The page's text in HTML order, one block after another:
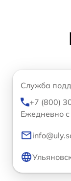
Служба
+7 (800)
Ежедневно